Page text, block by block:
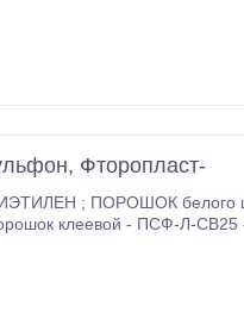
Фторопласт-